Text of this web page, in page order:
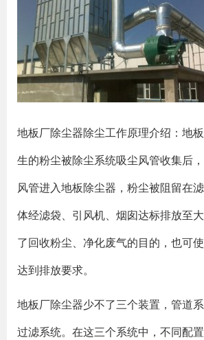
地板厂除尘器除尘工作原理介绍：地
生的粉尘被除尘系统吸尘风管收集后
风管进入地板除尘器，粉尘被阻留在
体经滤袋、引风机、烟囱达标排放至
了回收粉尘、净化废气的目的，也可
达到排放要求。
地板厂除尘器少不了三个装置，管道
过滤系统。在这三个系统中，不同配